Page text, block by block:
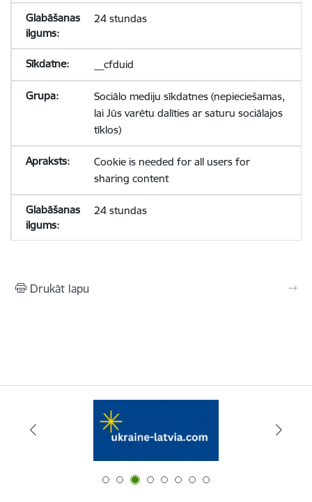
24 stundas
__cfduid
Sociālo mediju sīkdatnes (nepieciešamas,
lai Jūs varētu dalīties ar saturu sociālajos
tīklos)
Cookie is needed for all users for
sharing content
24 stundas
Drukāt lapu